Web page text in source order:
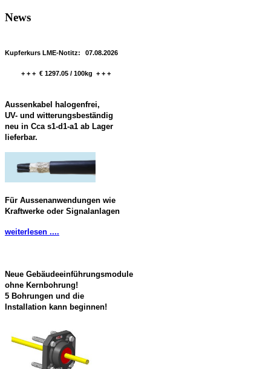
News
Kupferkurs LME-Notitz: 07.08.2026
+ + + € 1297.05 / 100kg + + +
Aussenkabel halogenfrei,
UV- und witterungsbeständig
neu in Cca s1-d1-a1 ab Lager
lieferbar.
Für Aussenanwendungen wie
Kraftwerke oder Signalanlagen
weiterlesen ....
Neue Gebäudeeinführungsmodule
ohne Kernbohrung!
5 Bohrungen und die
Installation kann beginnen!